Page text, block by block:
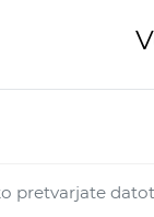
pretvarjate